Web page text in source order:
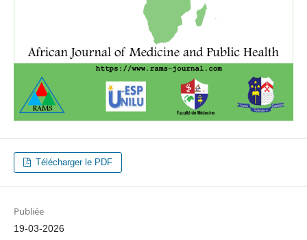
Télécharger le PDF
Publiée
19-03-2026